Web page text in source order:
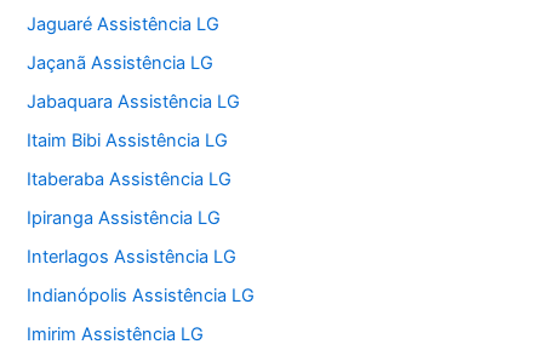
Jaguaré Assistência LG
Jaçanã Assistência LG
Jabaquara Assistência LG
Itaim Bibi Assistência LG
Itaberaba Assistência LG
Ipiranga Assistência LG
Interlagos Assistência LG
Indianópolis Assistência LG
Imirim Assistência LG